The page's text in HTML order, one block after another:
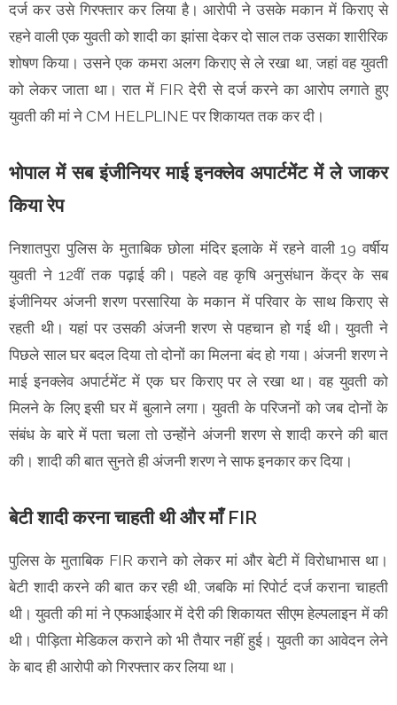
दर्ज कर उसे गिरफ्तार कर लिया है। आरोपी ने उसके मकान में किराए से
रहने वाली एक युवती को शादी का झांसा देकर दो साल तक उसका शारीरिक
शोषण किया। उसने एक कमरा अलग किराए से ले रखा था, जहां वह युवती
को लेकर जाता था। रात में FIR देरी से दर्ज करने का आरोप लगाते हुए
युवती की मां ने CM HELPLINE पर शिकायत तक कर दी।
भोपाल में सब इंजीनियर माई इनक्लेव अपार्टमेंट में ले जाकर
किया रेप
निशातपुरा पुलिस के मुताबिक छोला मंदिर इलाके में रहने वाली 19 वर्षीय
युवती ने 12वीं तक पढ़ाई की। पहले वह कृषि अनुसंधान केंद्र के सब
इंजीनियर अंजनी शरण परसारिया के मकान में परिवार के साथ किराए से
रहती थी। यहां पर उसकी अंजनी शरण से पहचान हो गई थी। युवती ने
पिछले साल घर बदल दिया तो दोनों का मिलना बंद हो गया। अंजनी शरण ने
माई इनक्लेव अपार्टमेंट में एक घर किराए पर ले रखा था। वह युवती को
मिलने के लिए इसी घर में बुलाने लगा। युवती के परिजनों को जब दोनों के
संबंध के बारे में पता चला तो उन्होंने अंजनी शरण से शादी करने की बात
की। शादी की बात सुनते ही अंजनी शरण ने साफ इनकार कर दिया।
बेटी शादी करना चाहती थी और माँ FIR
पुलिस के मुताबिक FIR कराने को लेकर मां और बेटी में विरोधाभास था।
बेटी शादी करने की बात कर रही थी, जबकि मां रिपोर्ट दर्ज कराना चाहती
थी। युवती की मां ने एफआईआर में देरी की शिकायत सीएम हेल्पलाइन में की
थी। पीड़िता मेडिकल कराने को भी तैयार नहीं हुई। युवती का आवेदन लेने
के बाद ही आरोपी को गिरफ्तार कर लिया था।